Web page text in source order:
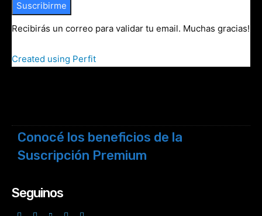
Suscribirme
Recibirás un correo para validar tu email. Muchas gracias!
Created using Perfit
Conocé los beneficios de la
Suscripción Premium
Seguinos